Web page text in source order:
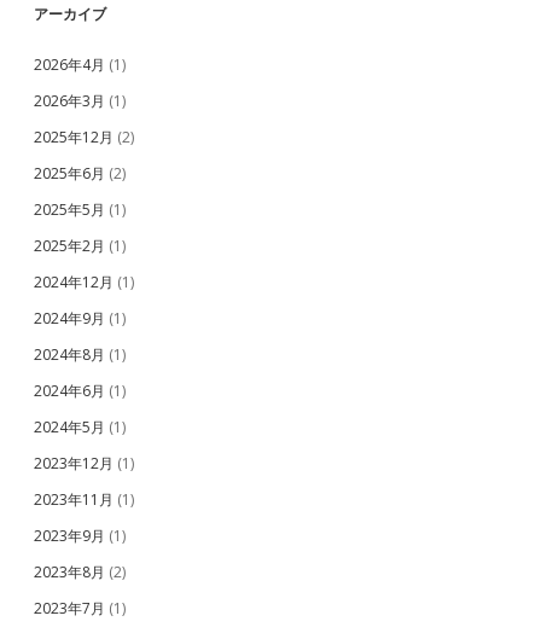
アーカイブ
2026年4月 (1)
2026年3月 (1)
2025年12月 (2)
2025年6月 (2)
2025年5月 (1)
2025年2月 (1)
2024年12月 (1)
2024年9月 (1)
2024年8月 (1)
2024年6月 (1)
2024年5月 (1)
2023年12月 (1)
2023年11月 (1)
2023年9月 (1)
2023年8月 (2)
2023年7月 (1)